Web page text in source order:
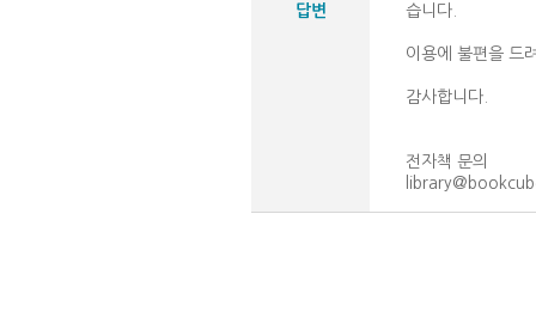
답변
습니다.
이용에 불편을 드
감사합니다.
전자책 문의